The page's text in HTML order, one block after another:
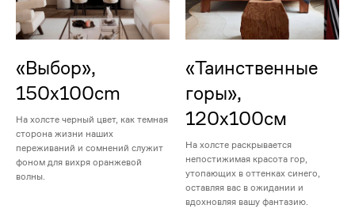
«Выбор»,
150х100сm
На холсте черный цвет, как темная
сторона жизни наших
переживаний и сомнений служит
фоном для вихря оранжевой
волны.
«Таинственные
горы»,
120х100см
На холсте раскрывается
непостижимая красота гор,
утопающих в оттенках синего,
оставляя вас в ожидании и
вдохновляя вашу фантазию.